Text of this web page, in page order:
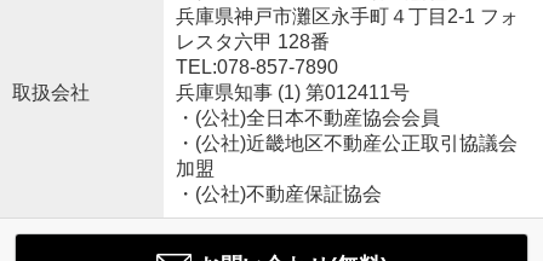
取扱会社
兵庫県神戸市灘区永手町４丁目2-1 フォ
レスタ六甲 128番
TEL:078-857-7890
兵庫県知事 (1) 第012411号
・(公社)全日本不動産協会会員
・(公社)近畿地区不動産公正取引協議会
加盟
・(公社)不動産保証協会